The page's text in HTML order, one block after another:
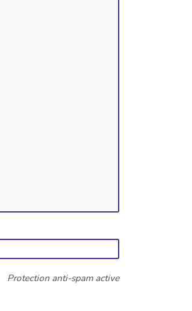
Protection anti-spam active